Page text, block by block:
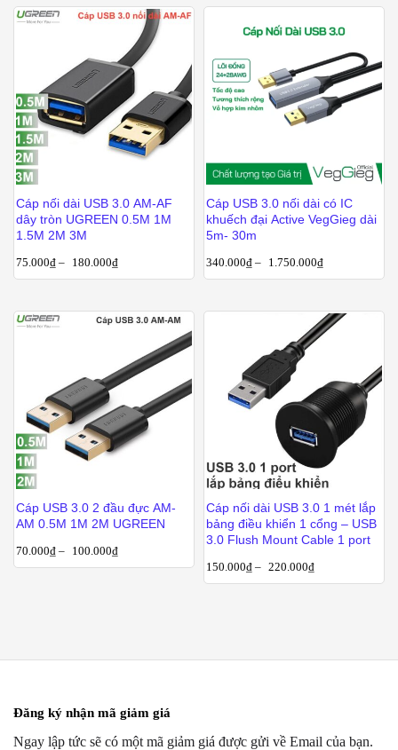
Cáp nối dài USB 3.0 AM-AF
dây tròn UGREEN 0.5M 1M
1.5M 2M 3M
75.000₫ – 180.000₫
Cáp USB 3.0 nối dài có IC
khuếch đại Active VegGieg dài
5m- 30m
340.000₫ – 1.750.000₫
Cáp USB 3.0 2 đầu đực AM-
AM 0.5M 1M 2M UGREEN
70.000₫ – 100.000₫
Cáp nối dài USB 3.0 1 mét lắp
bảng điều khiển 1 cổng – USB
3.0 Flush Mount Cable 1 port
150.000₫ – 220.000₫
Đăng ký nhận mã giảm giá
Ngay lập tức sẽ có một mã giảm giá được gửi về Email của bạn.